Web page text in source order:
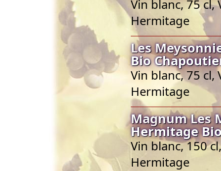
Vin blanc, 75 cl,
Hermitage
Les
Bio
Vin blanc, 75 cl,
Hermitage
Magnum Les
Hermitage
Vin blanc, 150
Hermitage